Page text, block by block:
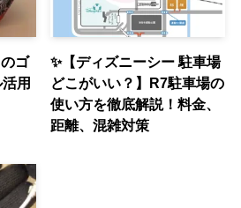
ゴ
用
✨【ディズニーシー 駐車場
どこがいい？】R7駐車場の
使い方を徹底解説！料金、
距離、混雑対策